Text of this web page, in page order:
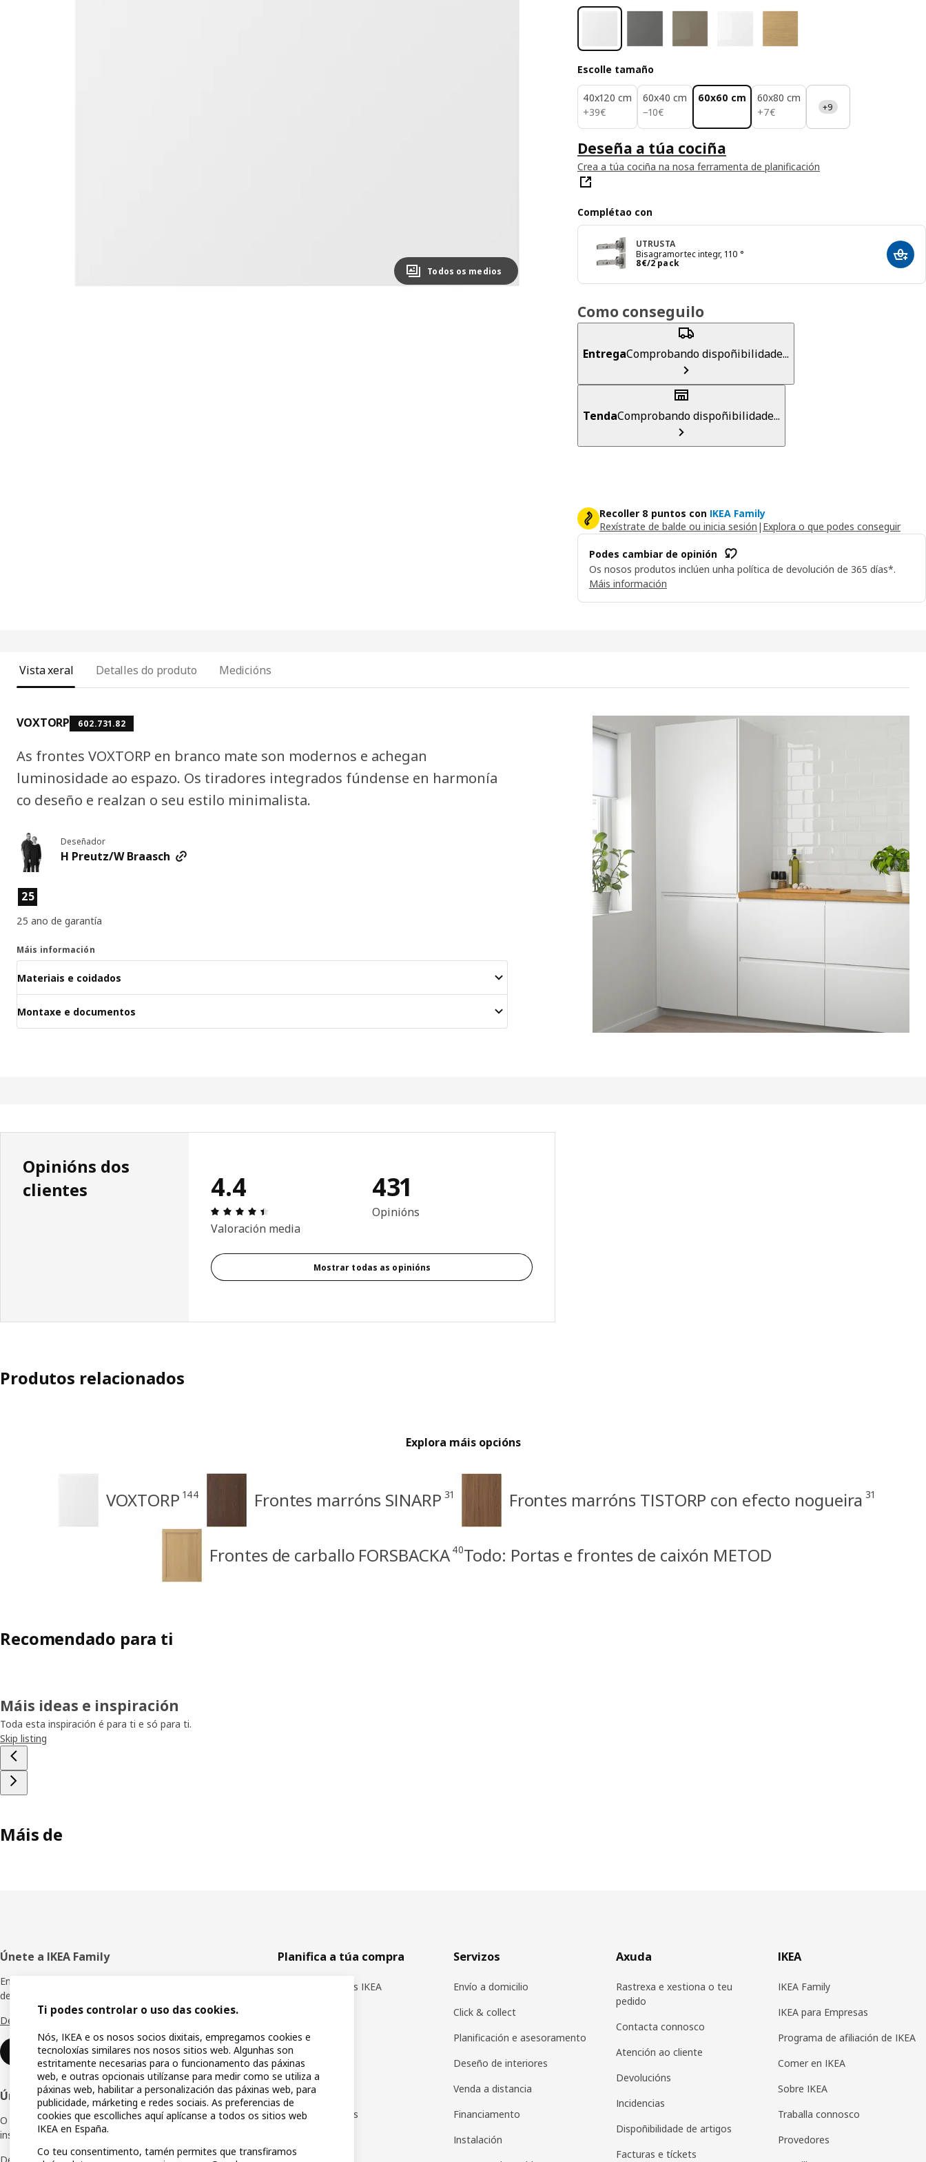
Todos os medios
Escolle tamaño
40x120 cm
+39€
39€
60x40 cm
−10€
10€
60x60 cm
60x80 cm
+7€
7€ +9
Deseña a túa cociña
Crea a túa cociña na nosa ferramenta de planificación
Complétao con
UTRUSTA
Bisagramortec integr, 110 °
8€/2 pack
8€/2 pack
Como conseguilo
EntregaComprobando dispoñibilidade...
TendaComprobando dispoñibilidade...
Recoller 8 puntos con IKEA Family
Rexístrate de balde ou inicia sesión | Explora o que podes conseguir
Podes cambiar de opinión
Os nosos produtos inclúen unha política de devolución de 365 días*.
Máis información
Vista xeral Detalles do produto Medicións
VOXTORP 602.731.82
As frontes VOXTORP en branco mate son modernos e achegan
luminosidade ao espazo. Os tiradores integrados fúndense en harmonía
co deseño e realzan o seu estilo minimalista.
Deseñador
H Preutz/W Braasch
Características do produto
25
25 ano de garantía
Máis información
Materiais e coidados
Montaxe e documentos
Opinións dos
clientes
4.4
Recensión: 4.4 de 5 estrelas. Revisións totais: 431
Valoración media
431
Opinións
Mostrar todas as opinións
Produtos relacionados
Explora máis opcións
VOXTORP 144 Frontes marróns SINARP 31 Frontes marróns TISTORP con efecto nogueira 31
Frontes de carballo FORSBACKA 40Todo: Portas e frontes de caixón METOD
Recomendado para ti
Máis ideas e inspiración
Toda esta inspiración é para ti e só para ti.
Skip listing
Máis de
Pé
de
páxina
Únete a IKEA Family
Empeza a gozar de premios e sorpresas,
descontos especiais e moitas vantaxes máis.
Descubre todos os beneficios.
Unirse ou iniciar sesión
Únete á Rede IKEA para Empresas
O club de empresas que che ofrece ofertas,
inspiración e consellos para o teu negocio.
Planifica a túa compra
Tódolos produtos IKEA
Tendas IKEA
Mercar en IKEA
IKEA Apps
Lista de agasallos
Servizos
Envío a domicilio
Click & collect
Planificación e asesoramento
Deseño de interiores
Venda a distancia
Financiamento
Instalación
Axuda
Rastrexa e xestiona o teu
pedido
Contacta connosco
Atención ao cliente
Devolucións
Incidencias
Dispoñibilidade de artigos
Facturas e tíckets
IKEA
IKEA Family
IKEA para Empresas
Programa de afiliación de IKEA
Comer en IKEA
Sobre IKEA
Traballa connosco
Provedores
Ti podes controlar o uso das cookies.
Nós, IKEA e os nosos socios dixitais, empregamos cookies e
tecnoloxías similares nos nosos sitios web. Algunhas son
estritamente necesarias para o funcionamento das páxinas
web, e outras opcionais utilízanse para medir como se utiliza a
páxinas web, habilitar a personalización das páxinas web, para
publicidade, márketing e redes sociais. As preferencias de
cookies que escolliches aquí aplícanse a todos os sitios web
IKEA en España.
Co teu consentimento, tamén permites que transfiramos